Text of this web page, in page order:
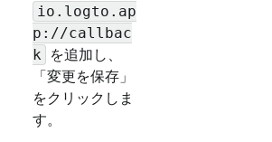
io.logto.ap
p://callbac
k を追加し、
「変更を保存」
をクリックしま
す。